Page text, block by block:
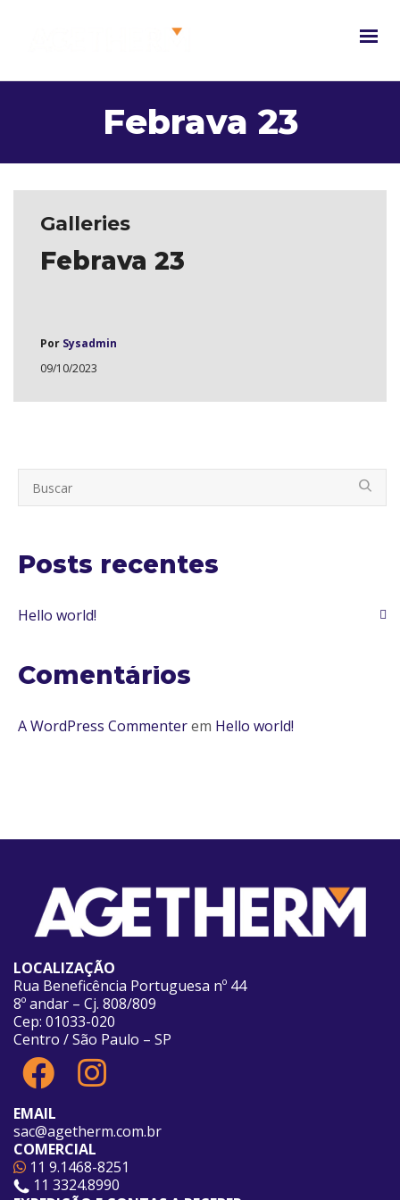
Febrava 23
Galleries
Febrava 23
09/10/2023
Por Sysadmin
Posts recentes
Hello world!
Comentários
A WordPress Commenterem Hello world!
LOCALIZAÇÃO
Rua Beneficência Portuguesa nº 44
8º andar – Cj. 808/809
Cep: 01033-020
Centro / São Paulo – SP
EMAIL
sac@agetherm.com.br
COMERCIAL
11 9.1468-8251
11 3324.8990